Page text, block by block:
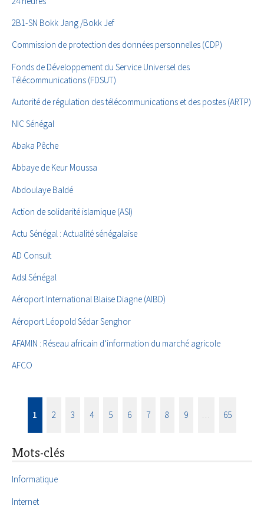
2B1-SN Bokk Jang /Bokk Jef
Commission de protection des données personnelles (CDP)
Fonds de Développement du Service Universel des
Télécommunications (FDSUT)
Autorité de régulation des télécommunications et des postes (ARTP)
NIC Sénégal
Abaka Pêche
Abbaye de Keur Moussa
Abdoulaye Baldé
Action de solidarité islamique (ASI)
Actu Sénégal : Actualité sénégalaise
AD Consult
Adsl Sénégal
Aéroport International Blaise Diagne (AIBD)
Aéroport Léopold Sédar Senghor
AFAMIN : Réseau africain d’information du marché agricole
AFCO
1 2 3 4 5 6 7 8 9 … 65
Mots-clés
Informatique
Internet